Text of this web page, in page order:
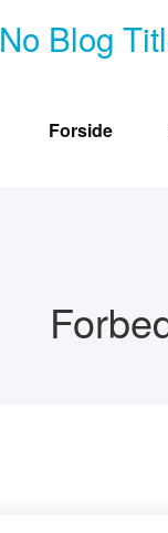
No Blog
Forside